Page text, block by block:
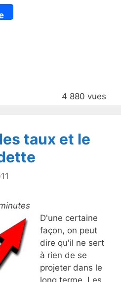
4 880 vues
taux et le
D'une certaine
façon, on peut
dire qu'il ne sert
à rien de se
projeter dans le
long terme. Les